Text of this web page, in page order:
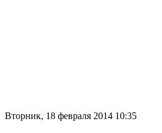
Вторник, 18 февраля 2014 10:35